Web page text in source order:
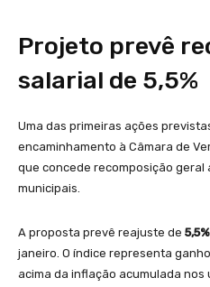
Projeto prevê
salarial de 5,5%
Uma das primeiras ações
encaminhamento à Câmara de
que concede recomposição geral
municipais.
A proposta prevê reajuste de 5,5%
janeiro. O índice representa
acima da inflação acumulada nos